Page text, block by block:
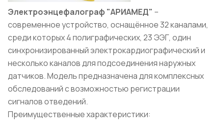
Электроэнцефалограф "АРИАМЕД" –
современное устройство, оснащённое 32 каналами,
среди которых 4 полиграфических, 23 ЭЭГ, один
синхронизированный электрокардиографический и
несколько каналов для подсоединения наружных
датчиков. Модель предназначена для комплексных
обследований с возможностью регистрации
сигналов отведений.
Преимущественные характеристики: